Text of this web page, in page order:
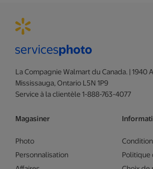
La Compagnie Walmart du Canada. | 1940
Mississauga, Ontario L5N 1P9
Service à la clientèle 1-888-763-4077
Magasiner
Photo
Personnalisation
Politique